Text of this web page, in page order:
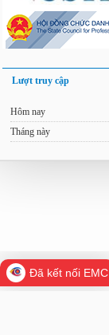
Lượt truy cập
Hôm nay
Tháng này
Đã kết nối EMC